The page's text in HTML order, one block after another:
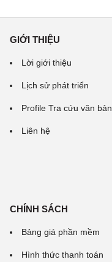
GIỚI THIỆU
Lời giới thiệu
Lịch sử phát triển
Profile Tra cứu văn bản
Liên hệ
CHÍNH SÁCH
Bảng giá phần mềm
Hình thức thanh toán